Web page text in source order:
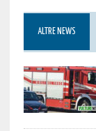
ALTRE NEWS